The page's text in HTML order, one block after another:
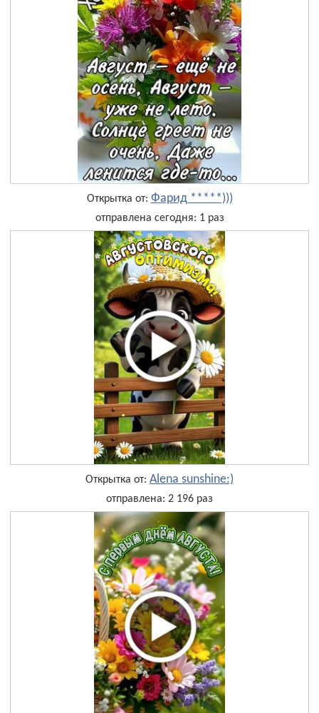
Открытка от: Фарид *****)))
отправлена сегодня: 1 раз
Открытка от: Alena sunshine:)
отправлена: 2 196 раз